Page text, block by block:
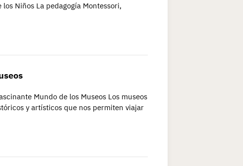
Niños La pedagogía Montessori,
Mundo de los Museos Los museos
y artísticos que nos permiten viajar